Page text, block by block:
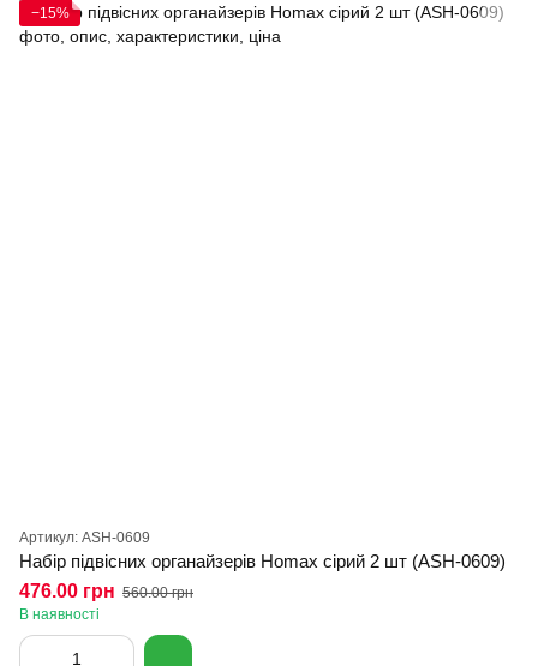
−15%
Артикул: ASH-0609
Набір підвісних органайзерів Homax сірий 2 шт (ASH-0609)
476.00 грн 560.00 грн
В наявності